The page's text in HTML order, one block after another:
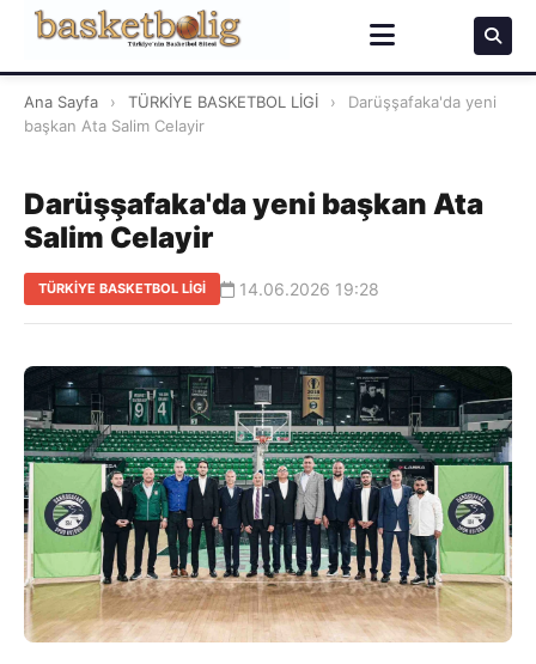
Ana Sayfa › TÜRKİYE BASKETBOL LİGİ ›
Darüşşafaka'da yeni
başkan Ata Salim Celayir
Darüşşafaka'da yeni başkan Ata
Salim Celayir
TÜRKİYE BASKETBOL LİGİ 14.06.2026 19:28